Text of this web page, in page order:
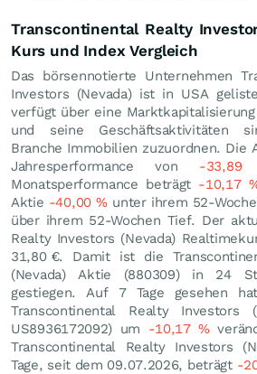
Transcontinental Realty
Kurs und Index Vergleich
Das börsennotierte Unternehmen
Investors (Nevada) ist in USA
verfügt über eine
und seine Geschäftsaktivitäten
Branche Immobilien zuzuordnen. Die
Jahresperformance von -33,89
Monatsperformance beträgt -10,17
Aktie -40,00%unter ihrem 52-
über ihrem 52-Wochen Tief. Der
Realty Investors (Nevada)
31,80 €. Damit ist die
(Nevada) Aktie (880309) in 24
gestiegen. Auf 7 Tage gesehen
Transcontinental Realty Investors
US8936172092) um -10,17%
Transcontinental Realty Investors
Tage, seit dem 09.07.2026, beträgt -